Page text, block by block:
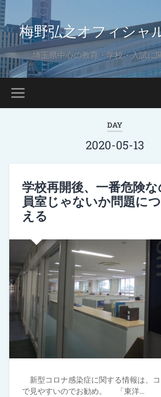
梅野弘之オフィシャ
埼玉県中心の教育・学校・入試に
DAY
2020-05-13
学校再開後、一番危険
員室じゃないか問題に
える
新型コロナ感染症に関する情報は、
で見やすいのでお勧め。 「東洋…